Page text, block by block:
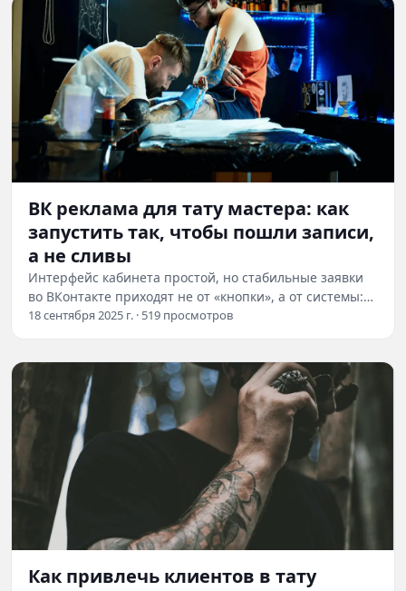
ВК реклама для тату мастера: как
запустить так, чтобы пошли записи,
а не сливы
Интерфейс кабинета простой, но стабильные заявки
во ВКонтакте приходят не от «кнопки», а от системы:
оффер → креатив → аудитория → ретаргет…
18 сентября 2025 г. · 519 просмотров
Как привлечь клиентов в тату